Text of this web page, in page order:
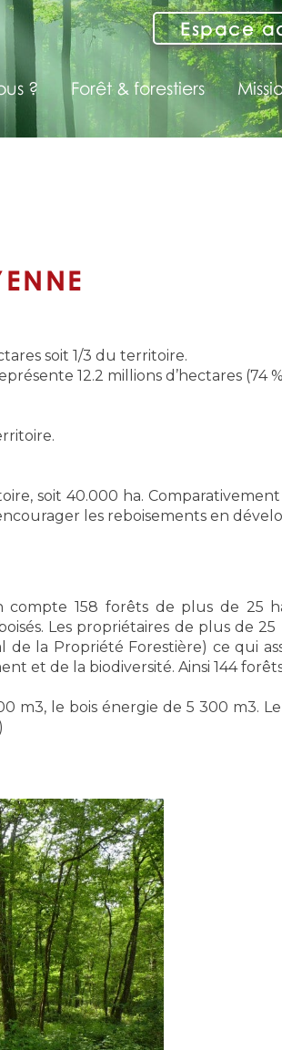
Espace
? Forêt & forestiers
soit 1/3 du territoire.
12.2 millions d’hectares (74
soit 40.000 ha.
les reboisements en
158 forêts de plus de 25
Les propriétaires de plus de
de la Propriété Forestière) ce qui
et de la biodiversité. Ainsi 144
m3, le bois énergie de 5 300 m3.